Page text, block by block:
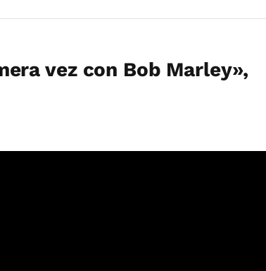
vez con Bob Marley»,